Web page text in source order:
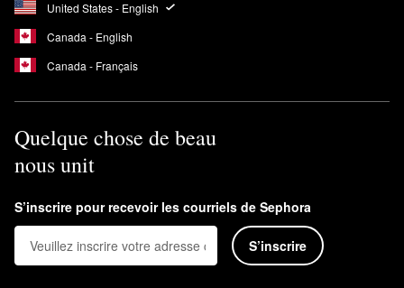
United States - English
Canada - English
Canada - Français
Quelque chose de beau
nous unit
S’inscrire pour recevoir les courriels de Sephora
S’inscrire